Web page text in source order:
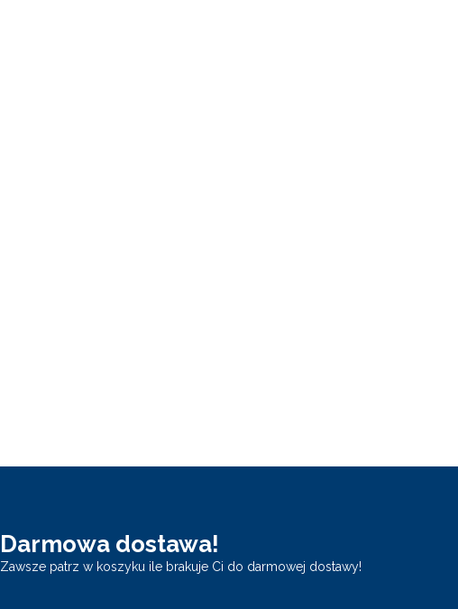
Darmowa dostawa!
Zawsze patrz w koszyku ile brakuje Ci do darmowej dostawy!